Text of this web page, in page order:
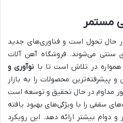
مستمر
حال تحول است و فناوری‌های جدید
می‌شوند. فروشگاه آهن آلات
در تلاش است تا با نوآوری و
و پیشرفته‌ترین محصولات را به بازار
مداوم در حال تحقیق و توسعه است
سقفی را با ویژگی‌های بهبود یافته
دوام بیشتر ارائه دهد. این رویکرد